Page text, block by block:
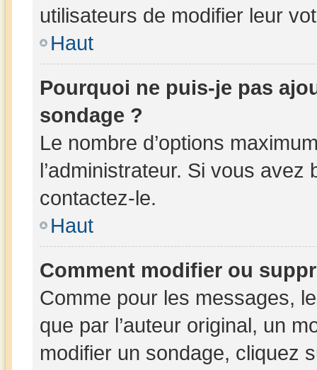
utilisateurs de modifier leur
Haut
Pourquoi ne puis-je pas
sondage ?
Le nombre d’options
l’administrateur. Si vous avez
contactez-le.
Haut
Comment modifier ou
Comme pour les messages,
que par l’auteur original, un
modifier un sondage, cliquez